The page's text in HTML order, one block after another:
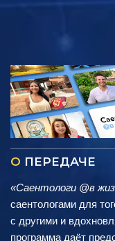
О ПЕРЕДАЧЕ
«Саентологи @в
саентологами для
с другими и
программа даёт